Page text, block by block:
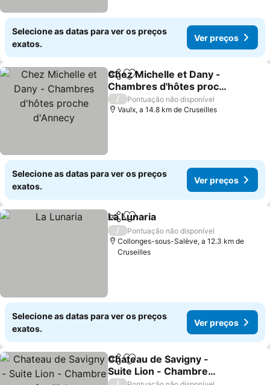
Selecione as datas para ver os preços
exatos.
Ver preços
PartilharAdicionar aos favoritos
Chez Michelle et Dany -
Chambres d'hôtes proche
d'Annecy
/
Pontuação não disponível
Vaulx, a 14.8 km de Cruseilles
Selecione as datas para ver os preços
exatos.
Ver preços
PartilharAdicionar aos favoritos
La Lunaria
/
Pontuação não disponível
Collonges-sous-Salève, a 12.3 km de
Cruseilles
Selecione as datas para ver os preços
exatos.
Ver preços
PartilharAdicionar aos favoritos
Chateau de Savigny -
Suite Lion - Chambre